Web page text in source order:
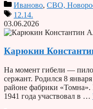
Иваново, СВО,
12.14.
03.06.2026
Карюкин
На момент гибели —
сержант. Родился 8
районе фабрики
1941 года участвовал в …